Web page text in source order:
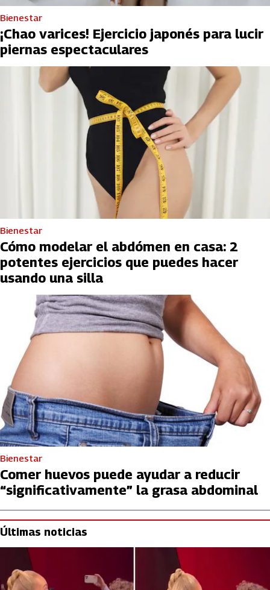
Bienestar
¡Chao varices! Ejercicio japonés para lucir
piernas espectaculares
Bienestar
Cómo modelar el abdómen en casa: 2
potentes ejercicios que puedes hacer
usando una silla
Bienestar
Comer huevos puede ayudar a reducir
“significativamente” la grasa abdominal
Últimas noticias